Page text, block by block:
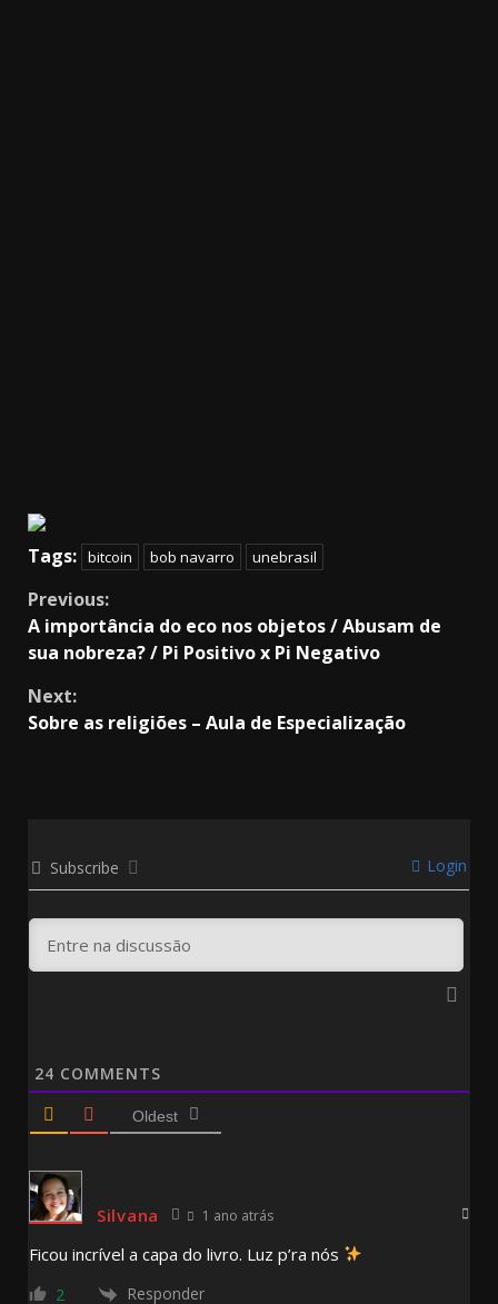
Tags: bitcoin bob navarro unebrasil
Continue
Reading
Previous:
A importância do eco nos objetos / Abusam de
sua nobreza? / Pi Positivo x Pi Negativo
Next:
Sobre as religiões – Aula de Especialização
Subscribe Login
24 COMMENTS
Oldest
Silvana 1 ano atrás
Ficou incrível a capa do livro. Luz p’ra nós
2 Responder